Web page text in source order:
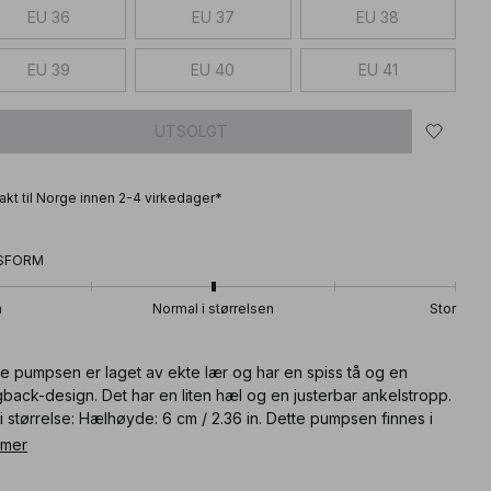
EU 36 EU 37 EU 38
EU 39 EU 40 EU 41
UTSOLGT
til Norge innen 2-4 virkedager*
Normal i størrelsen Stor
pumpsen er laget av ekte lær og har en spiss tå og en
design. Det har en liten hæl og en justerbar ankelstropp.
størrelse: Hælhøyde: 6 cm / 2.36 in. Dette pumpsen finnes i